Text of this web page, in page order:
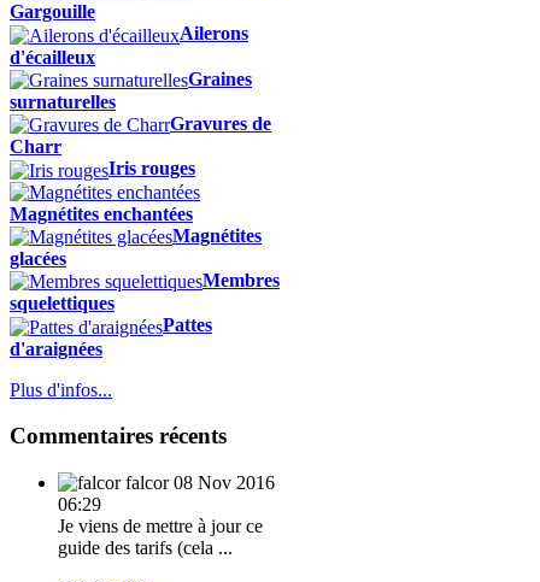
Gargouille
Ailerons
d'écailleux
Graines
surnaturelles
Gravures de
Charr
Iris rouges
Magnétites enchantées
Magnétites
glacées
Membres
squelettiques
Pattes
d'araignées
Plus d'infos...
Commentaires récents
falcor 08 Nov 2016
06:29
Je viens de mettre à jour ce
guide des tarifs (cela ...